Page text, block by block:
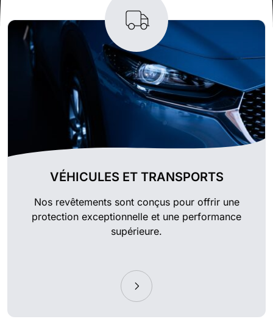
VÉHICULES ET TRANSPORTS
Nos revêtements sont conçus pour offrir une
protection exceptionnelle et une performance
supérieure.